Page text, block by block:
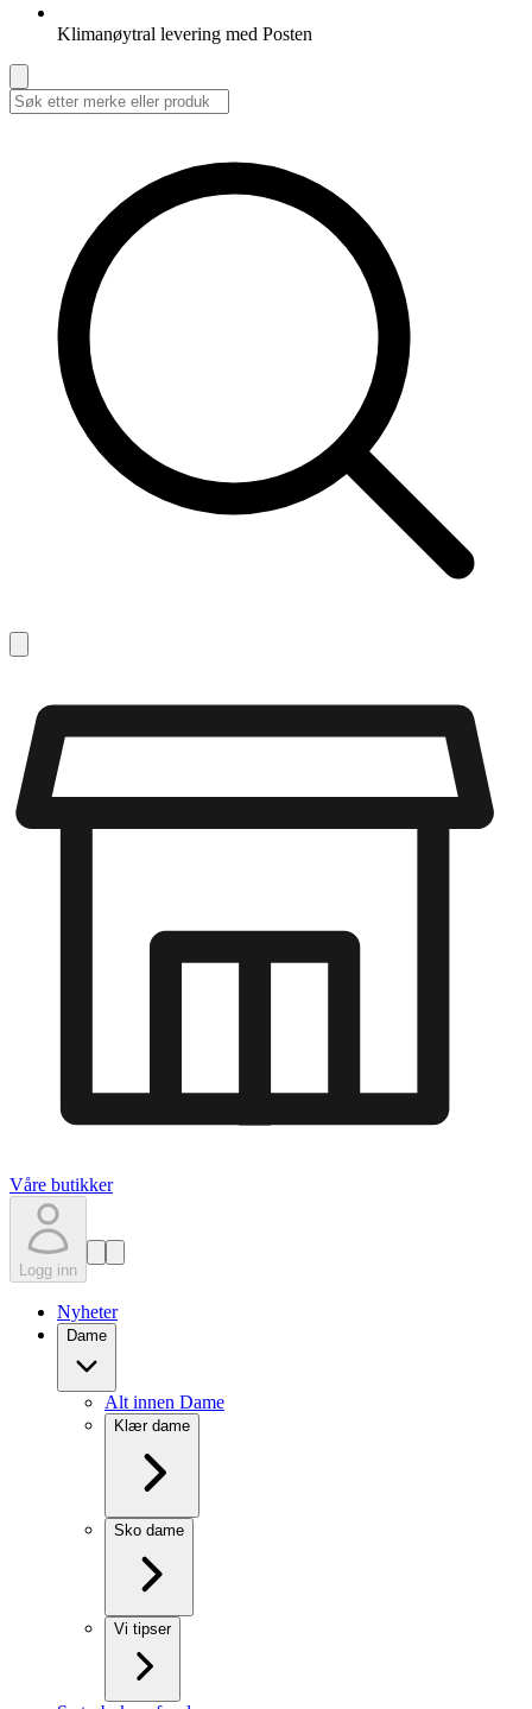
Klimanøytral levering med Posten
Våre butikker
Logg inn
Nyheter
Dame
Alt innen Dame
Klær dame
Sko dame
Vi tipser